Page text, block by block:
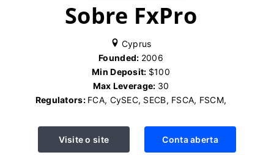
Sobre FxPro
Cyprus
Founded: 2006
Min Deposit: $100
Max Leverage: 30
Regulators: FCA, CySEC, SECB, FSCA, FSCM,
Visite o site Conta aberta